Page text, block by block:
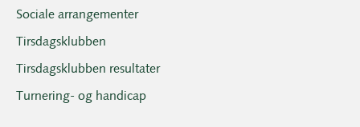
Sociale arrangementer
Tirsdagsklubben
Tirsdagsklubben resultater
Turnering- og handicap